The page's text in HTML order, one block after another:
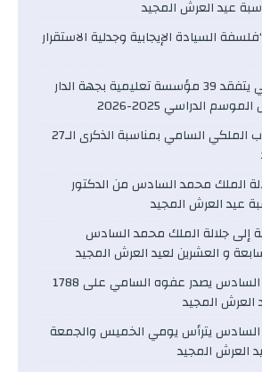
عيد العرش المجيد
السيادة الإيجابية وجدلية الاستقرار
الدكتور نوفل كديلي يتفقد 39 مؤسسة تعليمية بجهة الدار
الدراسي 2025-2026
النص الكامل للخطاب الملكي السامي بمناسبة الذكرى الـ27
الملك محمد السادس من الدكتور
عيد العرش المجيد
إلى جلالة الملك محمد السادس
و العشرين لعيد العرش المجيد
جلالة الملك محمد السادس يصدر عفوه السامي على 1788
المجيد
السادس يترأس يومي الخميس والجمعة
العرش المجيد